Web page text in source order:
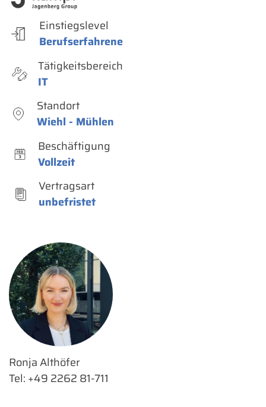
Einstiegslevel
Berufserfahrene
Tätigkeitsbereich
IT
Standort
Wiehl - Mühlen
Beschäftigung
Vollzeit
Vertragsart
unbefristet
Ronja Althöfer
Tel: +49 2262 81-711